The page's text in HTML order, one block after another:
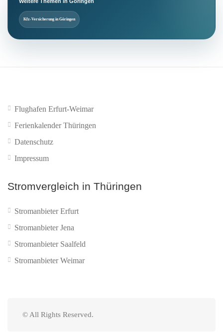
Kfz-Versicherung in Göringen
Flughafen Erfurt-Weimar
Ferienkalender Thüringen
Datenschutz
Impressum
Stromvergleich in Thüringen
Stromanbieter Erfurt
Stromanbieter Jena
Stromanbieter Saalfeld
Stromanbieter Weimar
© All Rights Reserved.